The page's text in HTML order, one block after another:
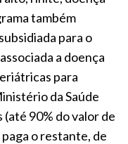
também
para o
a doença
para
da Saúde
90% do valor de
o restante, de